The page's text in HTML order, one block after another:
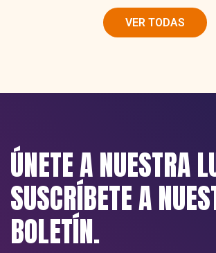
VER TODAS
ÚNETE A NUESTRA
SUSCRÍBETE A
BOLETÍN.